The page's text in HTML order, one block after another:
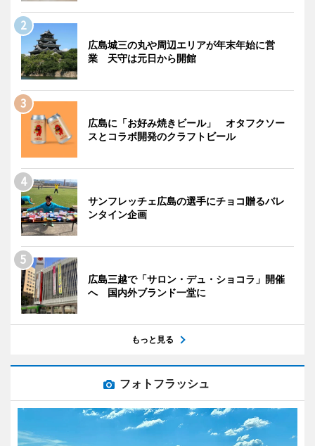
広島城三の丸や周辺エリアが年末年始に営
業 天守は元日から開館
広島に「お好み焼きビール」 オタフクソー
スとコラボ開発のクラフトビール
サンフレッチェ広島の選手にチョコ贈るバレ
ンタイン企画
広島三越で「サロン・デュ・ショコラ」開催
へ 国内外ブランド一堂に
もっと見る
フォトフラッシュ